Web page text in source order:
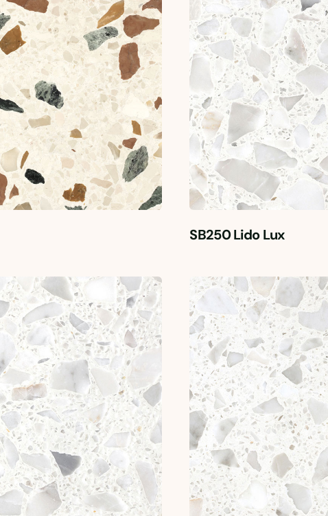
SB250 Lido Lux